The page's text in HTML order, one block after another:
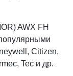
AWX FH
Citizen,
Tec и др.